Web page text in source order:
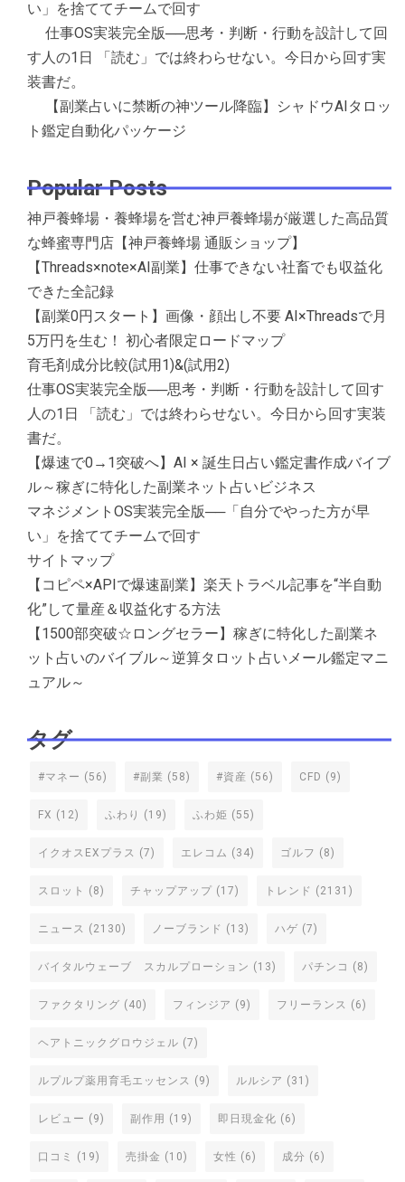
い」を捨ててチームで回す
仕事OS実装完全版──思考・判断・行動を設計して回
す人の1日 「読む」では終わらせない。今日から回す実
装書だ。
【副業占いに禁断の神ツール降臨】シャドウAIタロッ
ト鑑定自動化パッケージ
Popular Posts
神戸養蜂場・養蜂場を営む神戸養蜂場が厳選した高品質
な蜂蜜専門店【神戸養蜂場 通販ショップ】
【Threads×note×AI副業】仕事できない社畜でも収益化
できた全記録
【副業0円スタート】画像・顔出し不要 AI×Threadsで月
5万円を生む！ 初心者限定ロードマップ
育毛剤成分比較(試用1)&(試用2)
仕事OS実装完全版──思考・判断・行動を設計して回す
人の1日 「読む」では終わらせない。今日から回す実装
書だ。
【爆速で0→1突破へ】AI × 誕生日占い鑑定書作成バイブ
ル～稼ぎに特化した副業ネット占いビジネス
マネジメントOS実装完全版──「自分でやった方が早
い」を捨ててチームで回す
サイトマップ
【コピペ×APIで爆速副業】楽天トラベル記事を“半自動
化”して量産＆収益化する方法
【1500部突破☆ロングセラー】稼ぎに特化した副業ネ
ット占いのバイブル～逆算タロット占いメール鑑定マニ
ュアル～
タグ
#マネー (56) #副業 (58) #資産 (56) CFD (9)
FX (12) ふわり (19) ふわ姫 (55)
イクオスEXプラス (7) エレコム (34) ゴルフ (8)
スロット (8) チャップアップ (17) トレンド (2131)
ニュース (2130) ノーブランド (13) ハゲ (7)
バイタルウェーブ スカルプローション (13) パチンコ (8)
ファクタリング (40) フィンジア (9) フリーランス (6)
ヘアトニックグロウジェル (7)
ルプルプ薬用育毛エッセンス (9) ルルシア (31)
レビュー (9) 副作用 (19) 即日現金化 (6)
口コミ (19) 売掛金 (10) 女性 (6) 成分 (6)